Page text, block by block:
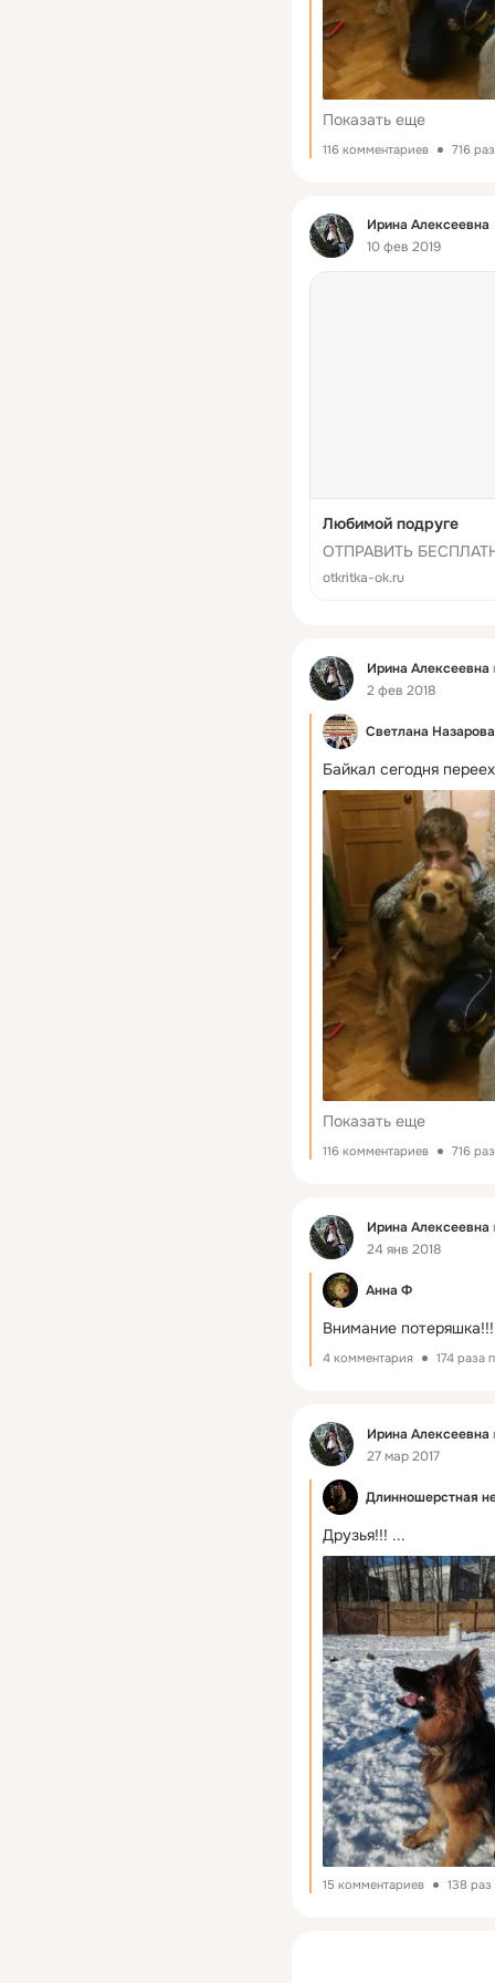
Показать еще
116 комментариев 716
Фид
Ирина Алексеевна
10 фев 2019
Любимой подруге
ОТПРАВИТЬ
otkritka-ok.ru
Фид Ирина Алексеевна
2 фев 2018
Светлана
Байкал сегодня
Показать еще
116 комментариев 716
Фид Ирина Алексеевна
24 янв 2018
Анна Ф
Внимание
4 комментария 174 раза
Фид Ирина Алексеевна
27 мар 2017
Длинношерстная
Друзья!!! ...
15 комментариев 138